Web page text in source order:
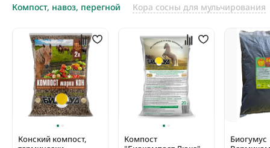
Компост, навоз, перегной Кора сосны для мульчирования
Конский компост,
Компост
Биогумус